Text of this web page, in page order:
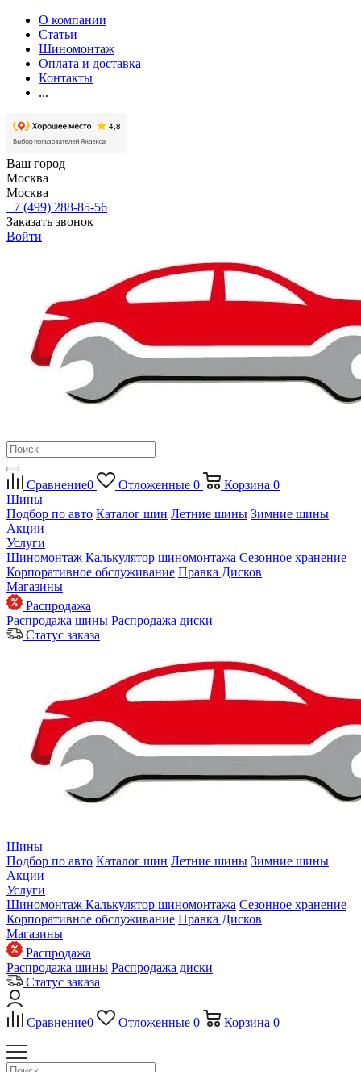
О компании
Статьи
Шиномонтаж
Оплата и доставка
Контакты
...
Ваш город
Москва
Москва
+7 (499) 288-85-56
Заказать звонок
Войти
Сравнение0 Отложенные 0 Корзина 0
Шины
Подбор по авто Каталог шин Летние шины Зимние шины
Акции
Услуги
Шиномонтаж Калькулятор шиномонтажа Сезонное хранение
Корпоративное обслуживание Правка Дисков
Магазины
Распродажа
Распродажа шины Распродажа диски
Статус заказа
Шины
Подбор по авто Каталог шин Летние шины Зимние шины
Акции
Услуги
Шиномонтаж Калькулятор шиномонтажа Сезонное хранение
Корпоративное обслуживание Правка Дисков
Магазины
Распродажа
Распродажа шины Распродажа диски
Статус заказа
Сравнение0 Отложенные 0 Корзина 0